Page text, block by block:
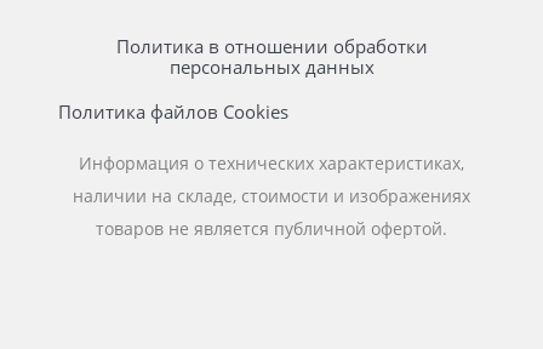
Политика в отношении обработки
персональных данных
Политика файлов Cookies
Информация о технических характеристиках,
наличии на складе, стоимости и изображениях
товаров не является публичной офертой.